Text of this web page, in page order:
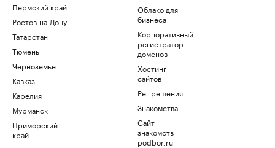
Пермский край
Ростов-на-Дону
Татарстан
Тюмень
Черноземье
Кавказ
Карелия
Мурманск
Приморский
край
Облако для
бизнеса
Корпоративный
регистратор
доменов
Хостинг
сайтов
Рег.решения
Знакомства
Сайт
знакомств
podbor.ru